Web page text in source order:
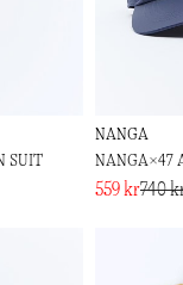
SUIT
NANGA
NANGA×47
559 kr740